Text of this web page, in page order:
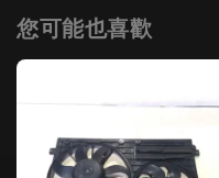
您可能也喜歡